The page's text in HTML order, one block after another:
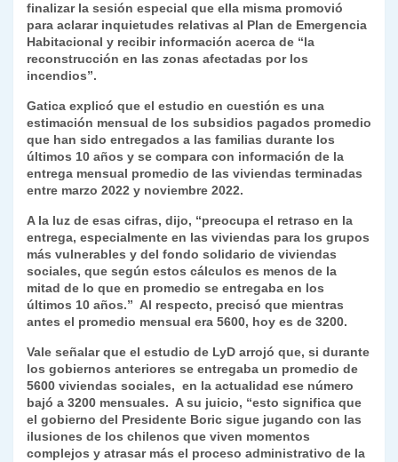
finalizar la sesión especial que ella misma promovió
para aclarar inquietudes relativas al Plan de Emergencia
Habitacional y recibir información acerca de “la
reconstrucción en las zonas afectadas por los
incendios”.
Gatica explicó que el estudio en cuestión es una
estimación mensual de los subsidios pagados promedio
que han sido entregados a las familias durante los
últimos 10 años y se compara con información de la
entrega mensual promedio de las viviendas terminadas
entre marzo 2022 y noviembre 2022.
A la luz de esas cifras, dijo, “preocupa el retraso en la
entrega, especialmente en las viviendas para los grupos
más vulnerables y del fondo solidario de viviendas
sociales, que según estos cálculos es menos de la
mitad de lo que en promedio se entregaba en los
últimos 10 años.” Al respecto, precisó que mientras
antes el promedio mensual era 5600, hoy es de 3200.
Vale señalar que el estudio de LyD arrojó que, si durante
los gobiernos anteriores se entregaba un promedio de
5600 viviendas sociales, en la actualidad ese número
bajó a 3200 mensuales. A su juicio, “esto significa que
el gobierno del Presidente Boric sigue jugando con las
ilusiones de los chilenos que viven momentos
complejos y atrasar más el proceso administrativo de la